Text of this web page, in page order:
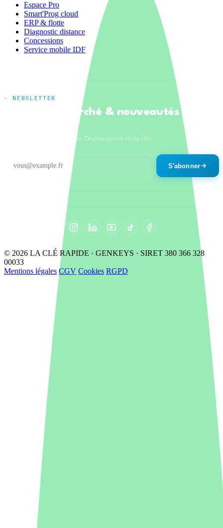
Espace Pro
Smart'Prog cloud
ERP & flotte
Diagnostic distance
Concessions
Service mobile IDF
· NEWSLETTER
Tendances marché & nouveautés
Un email par mois maximum. Désinscription en un clic.
S'abonner
© 2026 LA CLÉ RAPIDE · GENKEYS · SIRET 380 366 328
00033
Mentions légales CGV Cookies RGPD